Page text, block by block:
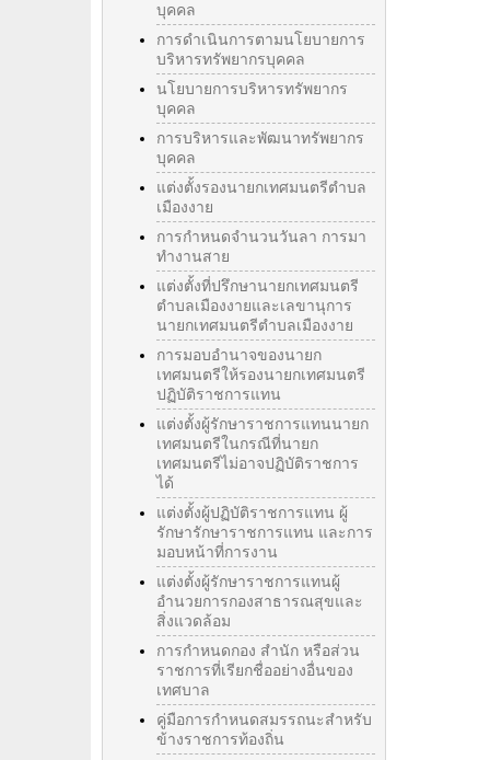
บุคคล
การดำเนินการตามนโยบายการ
บริหารทรัพยากรบุคคล
นโยบายการบริหารทรัพยากร
บุคคล
การบริหารและพัฒนาทรัพยากร
บุคคล
แต่งตั้งรองนายกเทศมนตรีตำบล
เมืองงาย
การกำหนดจำนวนวันลา การมา
ทำงานสาย
แต่งตั้งที่ปรึกษานายกเทศมนตรี
ตำบลเมืองงายและเลขานุการ
นายกเทศมนตรีตำบลเมืองงาย
การมอบอำนาจของนายก
เทศมนตรีให้รองนายกเทศมนตรี
ปฏิบัติราชการแทน
แต่งตั้งผู้รักษาราชการแทนนายก
เทศมนตรีในกรณีที่นายก
เทศมนตรีไม่อาจปฏิบัติราชการ
ได้
แต่งตั้งผู้ปฏิบัติราชการแทน ผู้
รักษารักษาราชการแทน และการ
มอบหน้าที่การงาน
แต่งตั้งผู้รักษาราชการแทนผู้
อำนวยการกองสาธารณสุขและ
สิ่งแวดล้อม
การกำหนดกอง สำนัก หรือส่วน
ราชการที่เรียกชื่ออย่างอื่นของ
เทศบาล
คู่มือการกำหนดสมรรถนะสำหรับ
ข้างราชการท้องถิ่น